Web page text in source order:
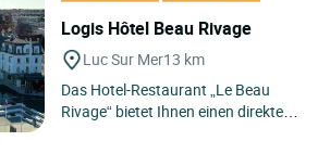
Logis Hôtel Beau Rivage
Luc Sur Mer13 km
Das Hotel-Restaurant „Le Beau
Rivage“ bietet Ihnen einen direkten